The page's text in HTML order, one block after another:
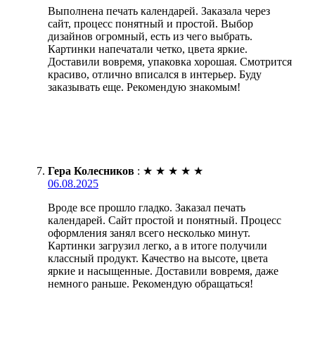
Выполнена печать календарей. Заказала через
сайт, процесс понятный и простой. Выбор
дизайнов огромный, есть из чего выбрать.
Картинки напечатали четко, цвета яркие.
Доставили вовремя, упаковка хорошая. Смотрится
красиво, отлично вписался в интерьер. Буду
заказывать еще. Рекомендую знакомым!
Гера Колесников : ★ ★ ★ ★ ★
06.08.2025
Вроде все прошло гладко. Заказал печать
календарей. Сайт простой и понятный. Процесс
оформления занял всего несколько минут.
Картинки загрузил легко, а в итоге получили
классный продукт. Качество на высоте, цвета
яркие и насыщенные. Доставили вовремя, даже
немного раньше. Рекомендую обращаться!